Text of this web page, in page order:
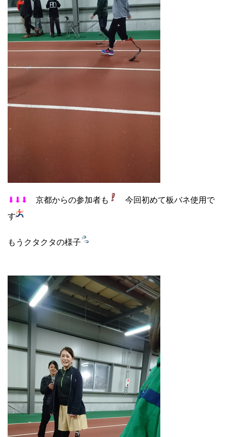
⬇⬇⬇ 京都からの参加者も
今回初めて板バネ使用で
す
もうクタクタの様子